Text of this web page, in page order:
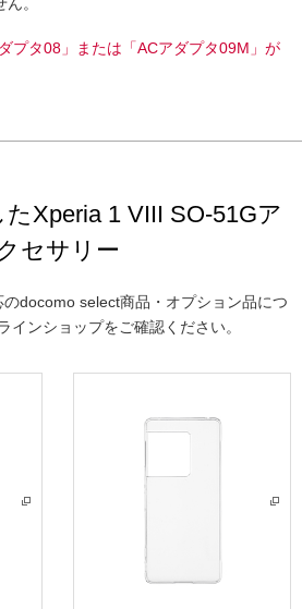
プタ08」または「ACアダプタ09M」が
Xperia 1 VIII SO-51Gア
セサリー
docomo select商品・オプション品につ
インショップをご確認ください。